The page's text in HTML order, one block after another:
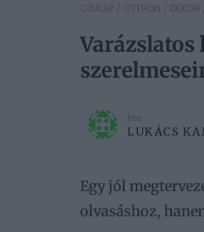
CÍMLAP / OTTHON / DEKOR
Írta
LUKÁCS
Egy jól
olvasáshoz,